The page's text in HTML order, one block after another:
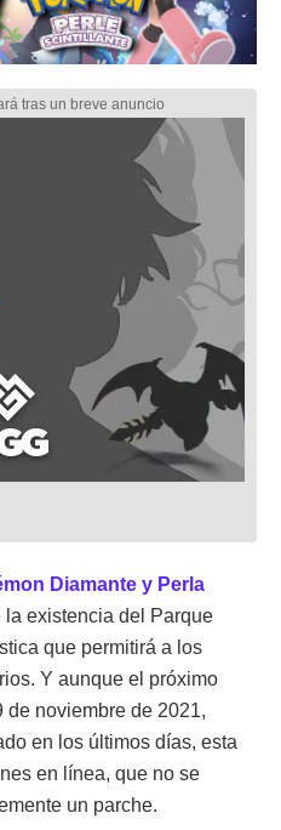
Diamante y Perla
la existencia del Parque
que permitirá a los
Y aunque el próximo
de noviembre de 2021,
en los últimos días, esta
en línea, que no se
un parche.